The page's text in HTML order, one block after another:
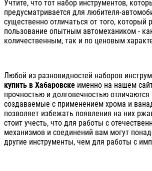
Учтите, что тот набор инструментов,
предусматривается для любителя-
существенно отличаться от того, который
пользование опытным автомехаником -
количественным, так и по ценовым
Любой из разновидностей наборов
купить в Хабаровске именно на нашем
прочностью и долговечностью
создаваемые с применением хрома и
позволяет избежать появления на них
стоит учесть, что для работы с
механизмов и соединений вам могут
другие инструменты, чем для работы с